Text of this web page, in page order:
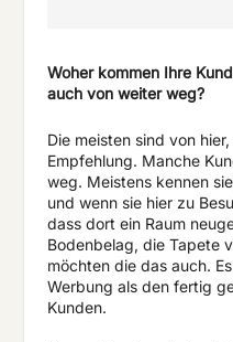
Woher kommen Ihre
auch von weiter weg?
Die meisten sind von
Empfehlung. Manche
weg. Meistens kennen
und wenn sie hier zu
dass dort ein Raum
Bodenbelag, die Tapete
möchten die das auch.
Werbung als den fertig
Kunden.